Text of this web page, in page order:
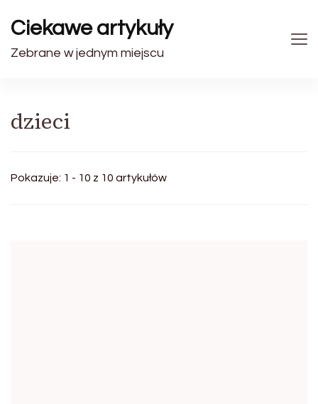
Ciekawe artykuły
Zebrane w jednym miejscu
dzieci
Pokazuje: 1 - 10 z 10 artykułów